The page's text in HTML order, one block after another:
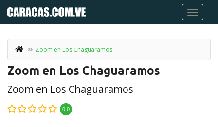
Zoom en Los Chaguaramos
Zoom en Los Chaguaramos
Zoom en Los Chaguaramos
0.0